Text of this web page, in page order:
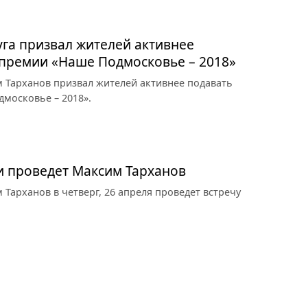
призвал жителей активнее
«Наше Подмосковье – 2018»
Тарханов призвал жителей активнее подавать
– 2018».
Максим Тарханов
в четверг, 26 апреля проведет встречу